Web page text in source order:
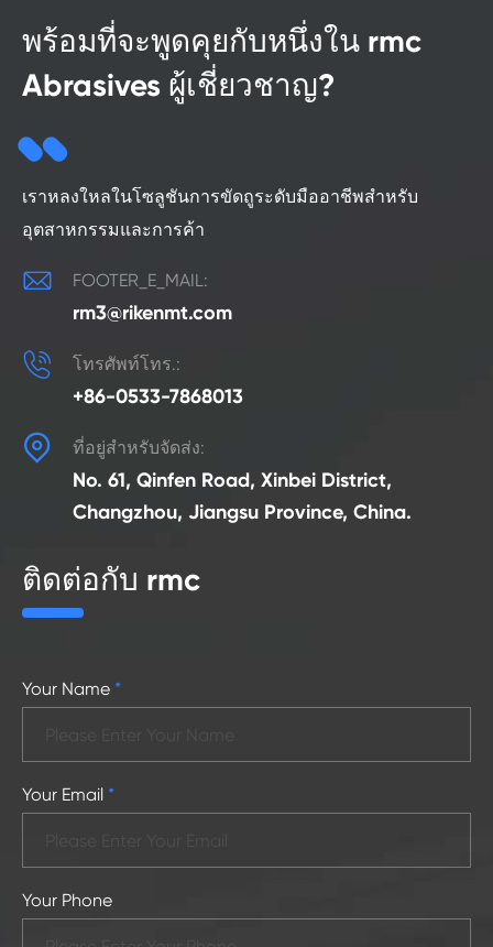
พร้อมที่จะพูดคุยกับหนึ่งใน rmc
Abrasives ผู้เชี่ยวชาญ?
เราหลงใหลในโซลูชันการขัดถูระดับมืออาชีพสำหรับ
อุตสาหกรรมและการค้า
 FOOTER_E_MAIL:
rm3@rikenmt.com
 โทรศัพท์โทร.:
+86-0533-7868013
 ที่อยู่สำหรับจัดส่ง:
No. 61, Qinfen Road, Xinbei District,
Changzhou, Jiangsu Province, China.
ติดต่อกับ rmc
Your Name *
Your Email *
Your Phone